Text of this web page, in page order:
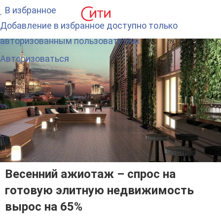
Весенний ажиотаж – спрос на
готовую элитную недвижимость
вырос на 65%
В избранное
Добавление в избранное доступно только
авторизованным пользователям.
Авторизоваться